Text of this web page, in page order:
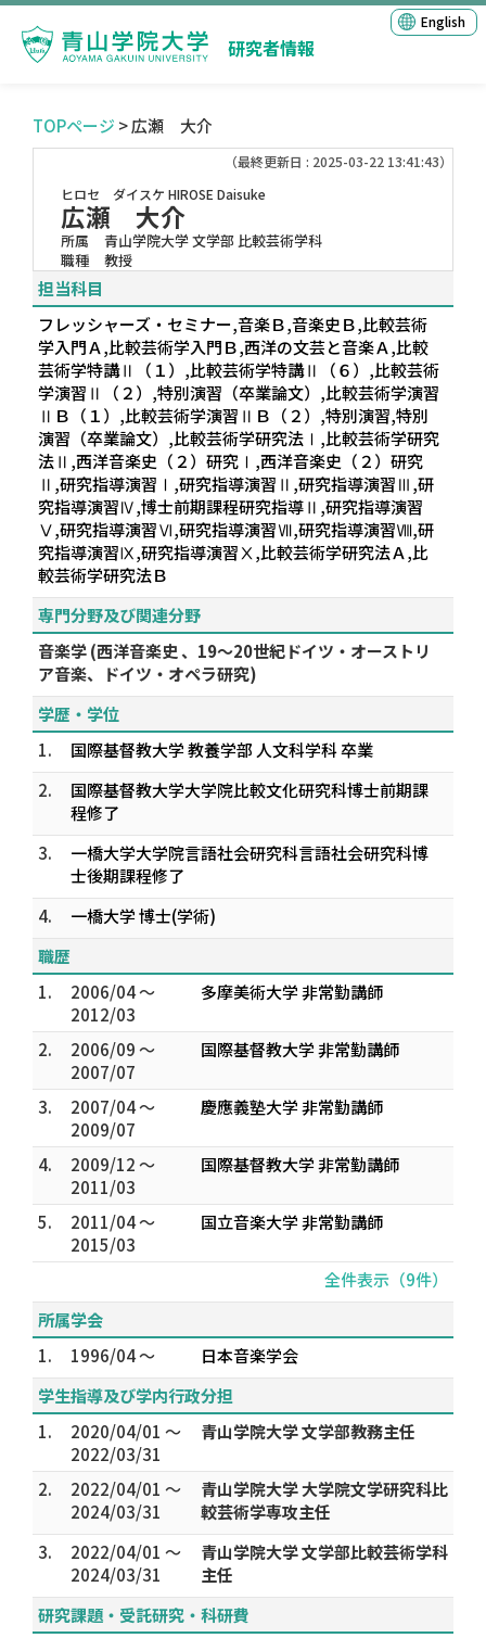
研究者情報
English
TOPページ > 広瀬 大介
（最終更新日 : 2025-03-22 13:41:43）
ヒロセ ダイスケ HIROSE Daisuke
広瀬 大介
所属
青山学院大学 文学部 比較芸術学科
職種
教授
担当科目
フレッシャーズ・セミナー,音楽Ｂ,音楽史Ｂ,比較芸術
学入門Ａ,比較芸術学入門Ｂ,西洋の文芸と音楽Ａ,比較
芸術学特講Ⅱ（１）,比較芸術学特講Ⅱ（６）,比較芸術
学演習Ⅱ（２）,特別演習（卒業論文）,比較芸術学演習
ⅡＢ（１）,比較芸術学演習ⅡＢ（２）,特別演習,特別
演習（卒業論文）,比較芸術学研究法Ⅰ,比較芸術学研究
法Ⅱ,西洋音楽史（２）研究Ⅰ,西洋音楽史（２）研究
Ⅱ,研究指導演習Ⅰ,研究指導演習Ⅱ,研究指導演習Ⅲ,研
究指導演習Ⅳ,博士前期課程研究指導Ⅱ,研究指導演習
Ⅴ,研究指導演習Ⅵ,研究指導演習Ⅶ,研究指導演習Ⅷ,研
究指導演習Ⅸ,研究指導演習Ⅹ,比較芸術学研究法Ａ,比
較芸術学研究法Ｂ
専門分野及び関連分野
音楽学 (西洋音楽史 、19〜20世紀ドイツ・オーストリ
ア音楽、ドイツ・オペラ研究)
学歴・学位
1.
国際基督教大学 教養学部 人文科学科 卒業
2.
国際基督教大学大学院比較文化研究科博士前期課
程修了
3.
一橋大学大学院言語社会研究科言語社会研究科博
士後期課程修了
4.
一橋大学 博士(学術)
職歴
1.
2006/04 ～
2012/03
多摩美術大学 非常勤講師
2.
2006/09 ～
2007/07
国際基督教大学 非常勤講師
3.
2007/04 ～
2009/07
慶應義塾大学 非常勤講師
4.
2009/12 ～
2011/03
国際基督教大学 非常勤講師
5.
2011/04 ～
2015/03
国立音楽大学 非常勤講師
全件表示（9件）
所属学会
1.
1996/04 ～
日本音楽学会
学生指導及び学内行政分担
1.
2020/04/01 ～
2022/03/31
青山学院大学 文学部教務主任
2.
2022/04/01 ～
2024/03/31
青山学院大学 大学院文学研究科比
較芸術学専攻主任
3.
2022/04/01 ～
2024/03/31
青山学院大学 文学部比較芸術学科
主任
研究課題・受託研究・科研費